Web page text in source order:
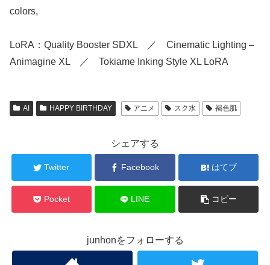
colors,
LoRA：Quality Booster SDXL ／ Cinematic Lighting –
Animagine XL ／ Tokiame Inking Style XL LoRA
AI HAPPY BIRTHDAY アニメ スク水 褐色肌
シェアする
Twitter Facebook はてブ
Pocket LINE コピー
junhonをフォローする